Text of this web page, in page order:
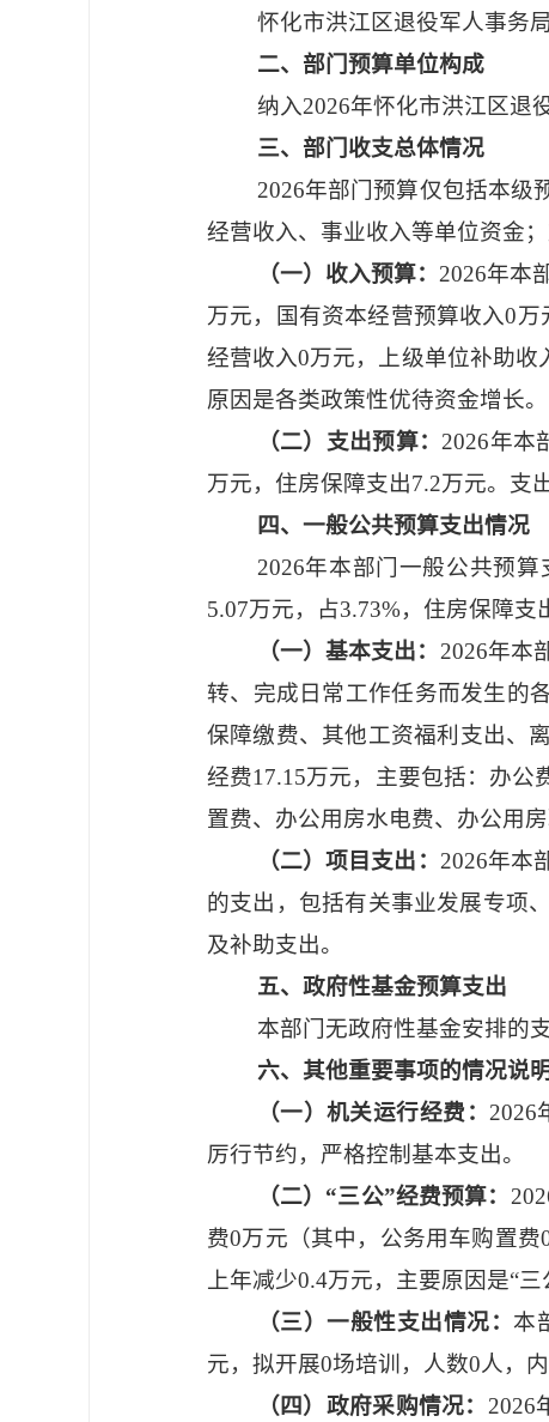
怀化市洪江区退役军人事务
二、部门预算单位构成
纳入2026年怀化市洪江区退
三、部门收支总体情况
2026年部门预算仅包括本级
经营收入、事业收入等单位资金
（一）收入预算： 2026年本
万元，国有资本经营预算收入0
经营收入0万元，上级单位补助收
原因是各类政策性优待资金增长。
（二）支出预算： 2026年本
万元，住房保障支出7.2万元。支
四、一般公共预算支出情况
2026年本部门一般公共预
5.07万元，占3.73%，住房保障
（一）基本支出： 2026年本
转、完成日常工作任务而发生的
保障缴费、其他工资福利支出、
经费17.15万元，主要包括：办
置费、办公用房水电费、办公用
（二）项目支出： 2026年本
的支出，包括有关事业发展专项
及补助支出。
五、政府性基金预算支出
本部门无政府性基金安排的支
六、其他重要事项的情况说明
（一）机关运行经费： 2026
厉行节约，严格控制基本支出。
（二） “三公”经费预算：
费0万元（其中，公务用车购置
上年减少0.4万元，主要原因是“
（三）一般性支出情况： 本
元，拟开展0场培训，人数0人，
（四）政府采购情况： 2026